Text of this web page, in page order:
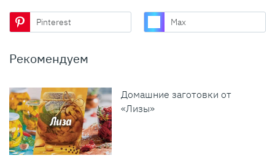
Pinterest Max
Рекомендуем
Домашние заготовки от
«Лизы»